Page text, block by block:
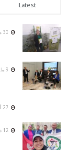
Latest